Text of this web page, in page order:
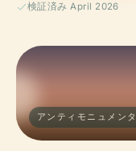
検証済み April 2026
アンティモニュメン